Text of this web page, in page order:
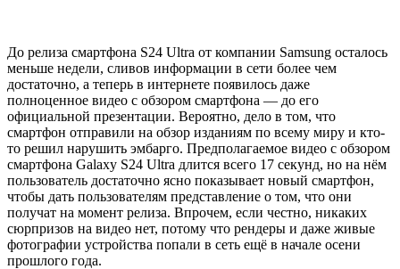
До релиза смартфона S24 Ultra от компании Samsung осталось
меньше недели, сливов информации в сети более чем
достаточно, а теперь в интернете появилось даже
полноценное видео с обзором смартфона — до его
официальной презентации. Вероятно, дело в том, что
смартфон отправили на обзор изданиям по всему миру и кто-
то решил нарушить эмбарго. Предполагаемое видео с обзором
смартфона Galaxy S24 Ultra длится всего 17 секунд, но на нём
пользователь достаточно ясно показывает новый смартфон,
чтобы дать пользователям представление о том, что они
получат на момент релиза. Впрочем, если честно, никаких
сюрпризов на видео нет, потому что рендеры и даже живые
фотографии устройства попали в сеть ещё в начале осени
прошлого года.